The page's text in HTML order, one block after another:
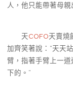
人，他只能帶著母親
天COFO天賣燒
加齊笑著說：“天天
臂，指著手臂上一
下的。”